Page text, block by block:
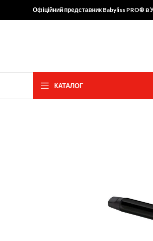
Офіційний представник Babyliss PRO® в
КАТАЛОГ
Тільки оригінальна продукція Babyliss